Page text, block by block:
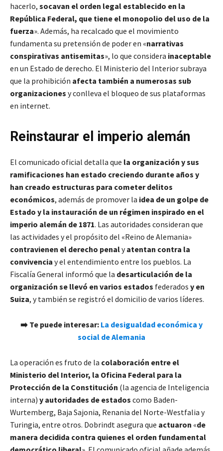
hacerlo, socavan el orden legal establecido en la
República Federal, que tiene el monopolio del uso de la
fuerza». Además, ha recalcado que el movimiento
fundamenta su pretensión de poder en «narrativas
conspirativas antisemitas», lo que considera inaceptable
en un Estado de derecho. El Ministerio del Interior subraya
que la prohibición afecta también a numerosas sub
organizaciones y conlleva el bloqueo de sus plataformas
en internet.
Reinstaurar el imperio alemán
El comunicado oficial detalla que la organización y sus
ramificaciones han estado creciendo durante años y
han creado estructuras para cometer delitos
económicos, además de promover la idea de un golpe de
Estado y la instauración de un régimen inspirado en el
imperio alemán de 1871. Las autoridades consideran que
las actividades y el propósito del «Reino de Alemania»
contravienen el derecho penalyatentan contra la
convivencia y el entendimiento entre los pueblos. La
Fiscalía General informó que la desarticulación de la
organización se llevó en varios estados federados y en
Suiza, y también se registró el domicilio de varios líderes.
➡️ Te puede interesar: La desigualdad económica y
social de Alemania
La operación es fruto de la colaboración entre el
Ministerio del Interior, la Oficina Federal para la
Protección de la Constitución (la agencia de Inteligencia
interna) y autoridades de estados como Baden-
Wurtemberg, Baja Sajonia, Renania del Norte-Westfalia y
Turingia, entre otros. Dobrindt asegura que actuaron «de
manera decidida contra quienes el orden fundamental